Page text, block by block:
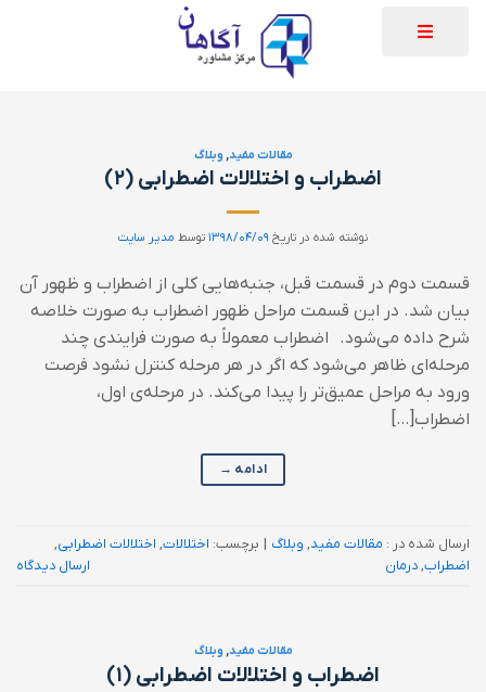
مقالات مفید, وبلاگ
اضطراب و اختلالات اضطرابی (۲)
نوشته شده در تاریخ ۱۳۹۸/۰۴/۰۹ توسط مدیر سایت
قسمت دوم در قسمت قبل، جنبه‌هایی کلی از اضطراب و ظهور آن
بیان شد. در این قسمت مراحل ظهور اضطراب به صورت خلاصه
شرح داده می‌شود. اضطراب معمولا‌ً به صورت فرایندی چند
مرحله‌ای ظاهر می‌شود که اگر در هر مرحله کنترل نشود فرصت
ورود به مراحل عمیق‌تر را پیدا می‌کند. در مرحله‌ی اول،
اضطراب[…]
ادامه →
ارسال شده در : مقالات مفید, وبلاگ | برچسب: اختلالات, اختلالات اضطرابی,
اضطراب,درمان ارسال دیدگاه
مقالات مفید, وبلاگ
اضطراب و اختلالات اضطرابی (۱)